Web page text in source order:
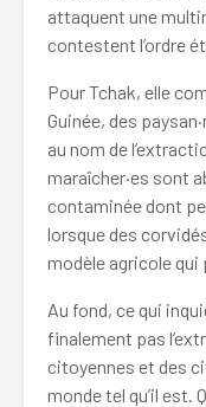
attaquent une
contestent l’ordre
Pour Tchak, elle
Guinée, des
au nom de
maraîcher·es sont
contaminée dont
lorsque des
modèle agricole qui
Au fond, ce qui
finalement pas
citoyennes et des
monde tel qu’il est.